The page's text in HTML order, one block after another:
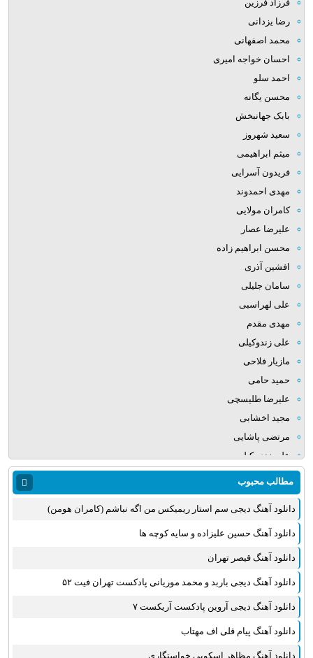
فرزاد فرزین
رضا یزدانی
محمد اصفهانی
احسان خواجه امیری
احمد سلو
محسن یگانه
بابک جهانبخش
سعید شهروز
میثم ابراهیمی
فریدون آسرایی
مهدی احمدوند
کامران مولایی
علیرضا عصار
محسن ابراهیم زاده
افشین آذری
سامان جلیلی
علی لهراسبی
مهدی مقدم
علی زندوکیلی
مازیار فلاحی
حمید حامی
علیرضا طلیسچی
مجید اخشابی
مرتضی پاشایی
علی زند وکیلی
میلاد بابایی
مهدی یراحی
روزبه نعمت الهی
عماد طالب زاده
علی عبدالمالکی
مجید خراطها
زانیار خسروی
امیر عظیمی
مطالب محبوب
دانلود آهنگ دیجی سم استار ریمیکس من اگه نباشم (کامران هومن)
دانلود آهنگ حسین علیزاده و سایه کوچه ها
دانلود آهنگ قیصر تهران
دانلود آهنگ دیجی باربد و محمد موریانی پادکست تهران فیت ۵۲
دانلود آهنگ دیجی آروین پادکست آریکست ۷
دانلود آهنگ پیام قلی اف مهتاب
دانلود آهنگ مظاهر اسکویی خواستگاری